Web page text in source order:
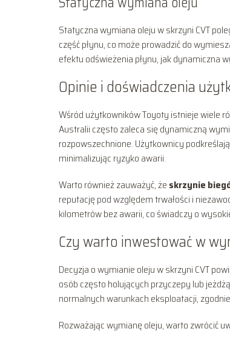
Statyczna wymiana oleju w skrzyni CVT
część płynu, co może prowadzić do
efektu odświeżenia płynu, jak dynamiczna
Opinie i doświadczenia
Wśród użytkowników Toyoty istnieje wiele
Australii często zaleca się dynamiczną
rozpowszechnione. Użytkownicy
minimalizując ryzyko awarii.
Warto również zauważyć, że skrzynie
reputację pod względem trwałości i
kilometrów bez awarii, co świadczy o
Czy warto inwestować w
Decyzja o wymianie oleju w skrzyni CVT
osób często holujących przyczepy lub
normalnych warunkach eksploatacji,
Rozważając wymianę oleju, warto zwrócić